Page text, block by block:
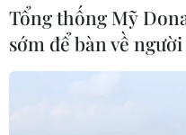
luật hơn 1.500 cán bộ
sát
Tổng thống Mỹ
sớm để bàn về